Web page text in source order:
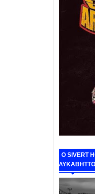
Ο SIVERT
ΛΥΚΑΒΗΤΤΟ